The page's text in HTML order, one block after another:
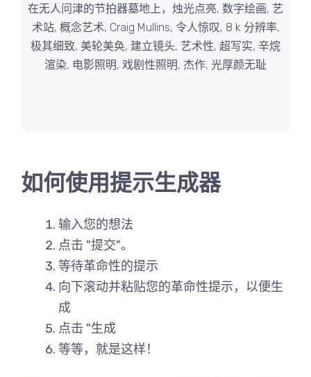
在无人问津的节拍器墓地上，烛光点亮, 数字绘画, 艺
术站, 概念艺术, Craig Mullins, 令人惊叹, 8 k 分辨率,
极其细致, 美轮美奂, 建立镜头, 艺术性, 超写实, 辛烷
渲染, 电影照明, 戏剧性照明, 杰作, 光厚颜无耻
如何使用提示生成器
输入您的想法
点击 "提交"。
等待革命性的提示
向下滚动并粘贴您的革命性提示，以便生
成
点击 "生成
等等，就是这样！